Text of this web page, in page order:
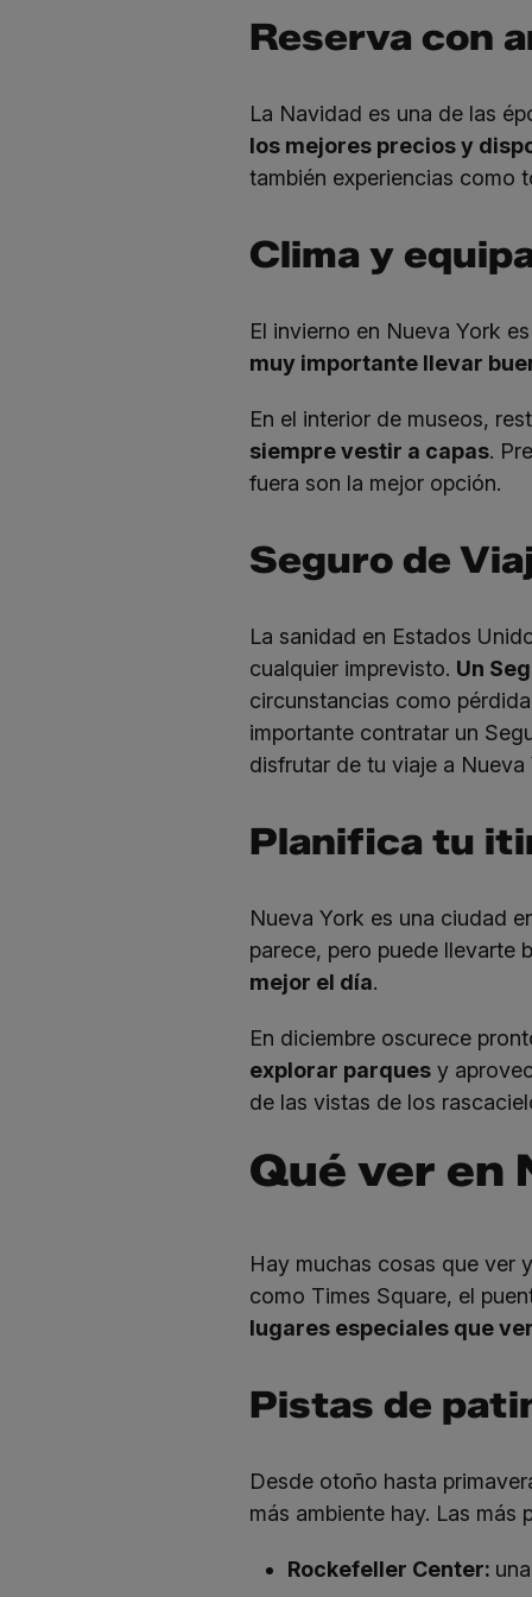
Reserva con
La Navidad es una de las
los mejores precios y
también experiencias como
Clima y
El invierno en Nueva York
muy importante llevar
En el interior de museos,
siempre vestir a capas.
fuera son la mejor opción.
Seguro de
La sanidad en Estados
cualquier imprevisto. Un
circunstancias como
importante contratar un
disfrutar de tu viaje a
Planifica tu
Nueva York es una ciudad
parece, pero puede llevarte
mejor el día.
En diciembre oscurece
explorar parquesy
de las vistas de los
Qué ver en
Hay muchas cosas que ver
como Times Square, el
lugares especiales que
Pistas de
Desde otoño hasta
más ambiente hay. Las más
Rockefeller Center: